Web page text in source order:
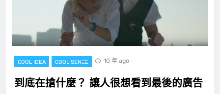
COOL IDEA COOL SENCE 10 年 ago
到底在搶什麼？ 讓人很想看到最後的廣告